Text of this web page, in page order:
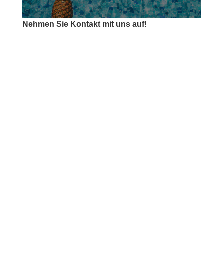
Nehmen Sie Kontakt mit uns auf!